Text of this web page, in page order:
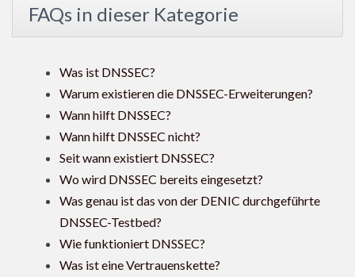
FAQs in dieser Kategorie
Was ist DNSSEC?
Warum existieren die DNSSEC-Erweiterungen?
Wann hilft DNSSEC?
Wann hilft DNSSEC nicht?
Seit wann existiert DNSSEC?
Wo wird DNSSEC bereits eingesetzt?
Was genau ist das von der DENIC durchgeführte
DNSSEC-Testbed?
Wie funktioniert DNSSEC?
Was ist eine Vertrauenskette?